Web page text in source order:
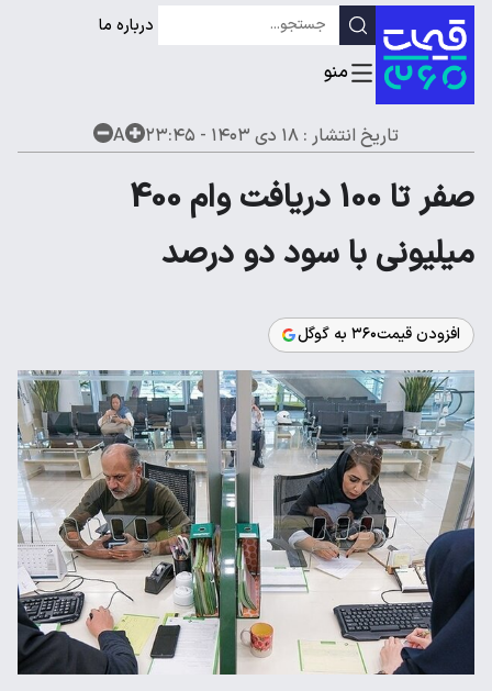
درباره ما
تاریخ انتشار : ۱۸ دی ۱۴۰۳ - ۲۳:۴۵ A
صفر تا 100 دریافت وام 400
میلیونی با سود دو درصد
افزودن قیمت۳۶۰ به گوگل